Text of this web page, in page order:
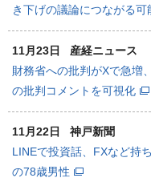
き下げの議論につながる可
11月23日
産経ニュース
財務省への批判がXで急
の批判コメントを可視化
11月22日
神戸新聞
LINEで投資話、FXなど持
の78歳男性